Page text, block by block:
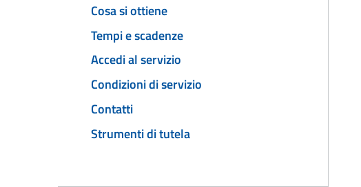
Cosa si ottiene
Tempi e scadenze
Accedi al servizio
Condizioni di servizio
Contatti
Strumenti di tutela